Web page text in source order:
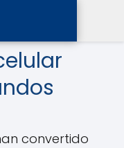
convertido